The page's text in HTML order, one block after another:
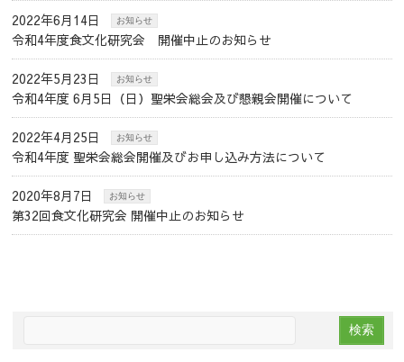
2022年6月14日 お知らせ
令和4年度食文化研究会 開催中止のお知らせ
2022年5月23日 お知らせ
令和4年度 6月5日（日）聖栄会総会及び懇親会開催について
2022年4月25日 お知らせ
令和4年度 聖栄会総会開催及びお申し込み方法について
2020年8月7日 お知らせ
第32回食文化研究会 開催中止のお知らせ